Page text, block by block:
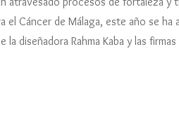
Cáncer de Málaga, este año se ha
diseñadora Rahma Kaba y las firmas